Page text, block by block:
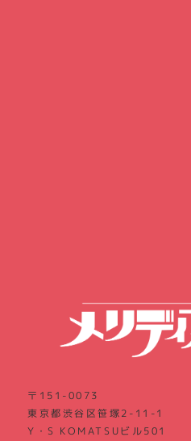
〒151-0073
東京都渋谷区笹塚2-11-1
Y・S KOMATSUビル501